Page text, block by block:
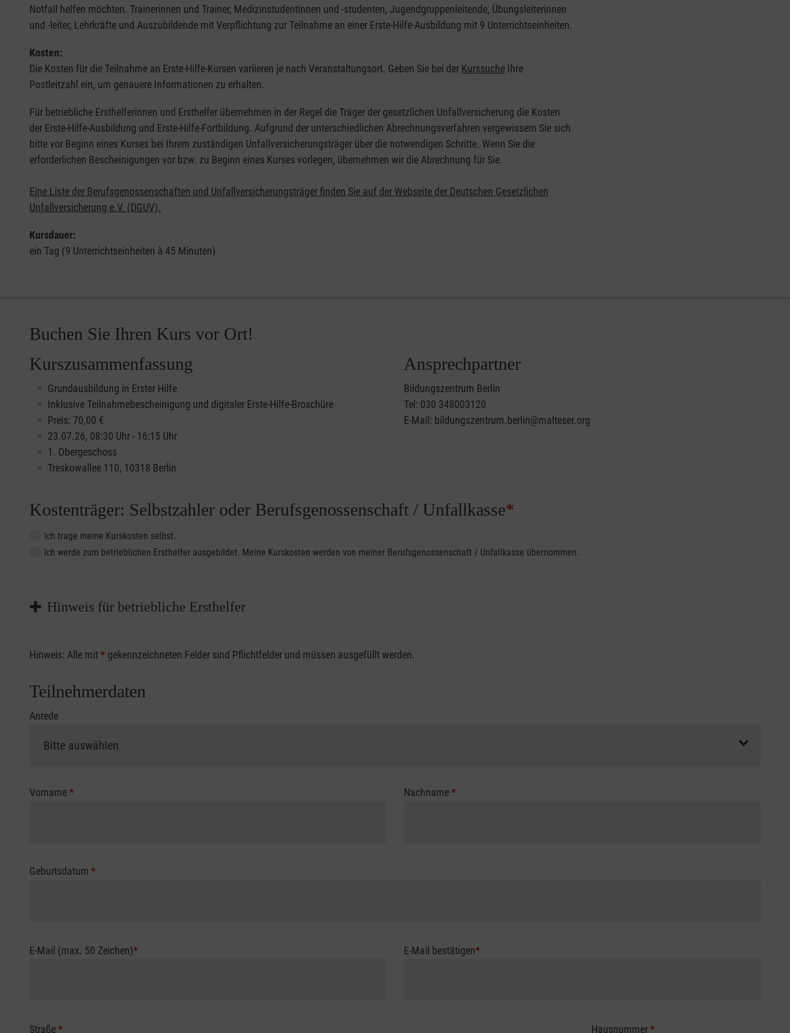
Notfall helfen möchten. Trainerinnen und Trainer, Medizinstudentinnen und -studenten, Jugendgruppenleitende, Übungsleiterinnen
und -leiter, Lehrkräfte und Auszubildende mit Verpflichtung zur Teilnahme an einer Erste-Hilfe-Ausbildung mit 9 Unterrichtseinheiten.
Kosten:
Die Kosten für die Teilnahme an Erste-Hilfe-Kursen variieren je nach Veranstaltungsort. Geben Sie bei der Kurssuche Ihre
Postleitzahl ein, um genauere Informationen zu erhalten.
Für betriebliche Ersthelferinnen und Ersthelfer übernehmen in der Regel die Träger der gesetzlichen Unfallversicherung die Kosten
der Erste-Hilfe-Ausbildung und Erste-Hilfe-Fortbildung. Aufgrund der unterschiedlichen Abrechnungsverfahren vergewissern Sie sich
bitte vor Beginn eines Kurses bei Ihrem zuständigen Unfallversicherungsträger über die notwendigen Schritte. Wenn Sie die
erforderlichen Bescheinigungen vor bzw. zu Beginn eines Kurses vorlegen, übernehmen wir die Abrechnung für Sie.
Eine Liste der Berufsgenossenschaften und Unfallversicherungsträger finden Sie auf der Webseite der Deutschen Gesetzlichen
Unfallversicherung e.V. (DGUV).
Kursdauer:
ein Tag (9 Unterrichtseinheiten à 45 Minuten)
Buchen Sie Ihren Kurs vor Ort!
Kurszusammenfassung
Grundausbildung in Erster Hilfe
Inklusive Teilnahmebescheinigung und digitaler Erste-Hilfe-Broschüre
Preis: 70,00 €
23.07.26, 08:30 Uhr - 16:15 Uhr
1. Obergeschoss
Treskowallee 110, 10318 Berlin
Ansprechpartner
Bildungszentrum Berlin
Tel: 030 348003120
E-Mail: bildungszentrum.berlin@malteser.org
Kostenträger: Selbstzahler oder Berufsgenossenschaft / Unfallkasse*
Ich trage meine Kurskosten selbst.
Ich werde zum betrieblichen Ersthelfer ausgebildet. Meine Kurskosten werden von meiner Berufsgenossenschaft / Unfallkasse übernommen.
Hinweis für betriebliche Ersthelfer
Sofern Sie ein Kostenübernahmeverfahren Ihrer Berufsgenossenschaft / Unfallkasse nutzen, beachten Sie bitte, dass die Abrechnungsunterlagen spätestens zu Kursbeginn
vorliegen müssen. Andernfalls erfolgt eine Abrechnung der vollen Kursgebühr als Selbstzahler.
Hinweis: Alle mit* gekennzeichneten Felder sind Pflichtfelder und müssen ausgefüllt werden.
Teilnehmerdaten
Anrede
Vorname* Nachname*
Geburtsdatum *
E-Mail (max. 50 Zeichen)* E-Mail bestätigen*
Straße* Hausnummer*